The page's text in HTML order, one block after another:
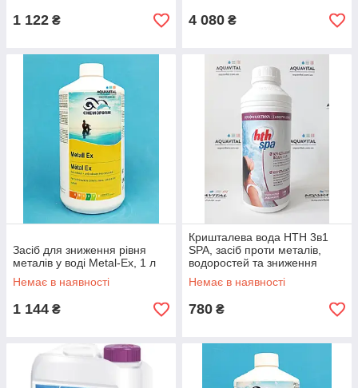
1 122 ₴ 4 080 ₴
Засіб для зниження рівня
металів у воді Metal-Ex, 1 л
Немає в наявності
1 144 ₴
Кришталева вода HTH 3в1
SPA, засіб проти металів,
водоростей та зниження
жорсткості в СПА-басейнах (1
л)
Немає в наявності
780 ₴